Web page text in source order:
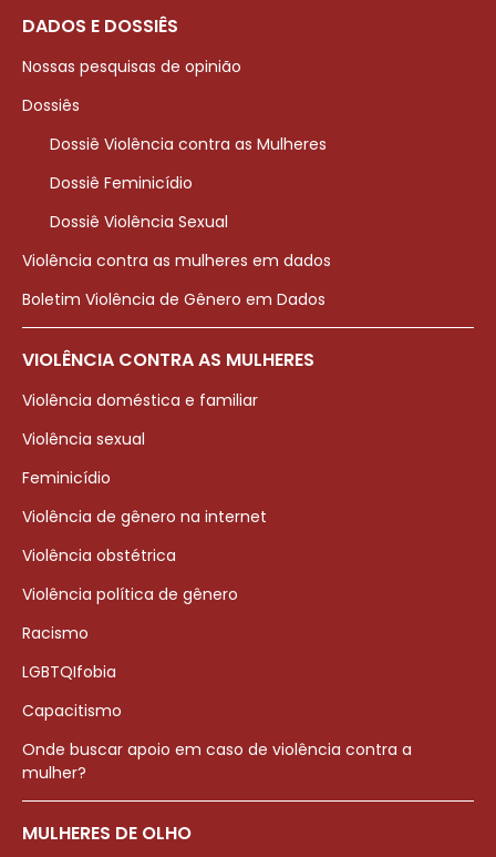
DADOS E DOSSIÊS
Nossas pesquisas de opinião
Dossiês
Dossiê Violência contra as Mulheres
Dossiê Feminicídio
Dossiê Violência Sexual
Violência contra as mulheres em dados
Boletim Violência de Gênero em Dados
VIOLÊNCIA CONTRA AS MULHERES
Violência doméstica e familiar
Violência sexual
Feminicídio
Violência de gênero na internet
Violência obstétrica
Violência política de gênero
Racismo
LGBTQIfobia
Capacitismo
Onde buscar apoio em caso de violência contra a
mulher?
MULHERES DE OLHO